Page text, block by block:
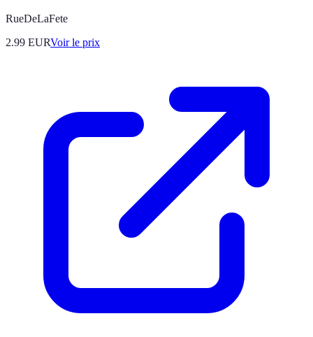
RueDeLaFete
2.99 EURVoir le prix